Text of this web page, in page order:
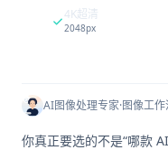
4K超清
2048px
AI图像处理专家·图像工
你真正要选的不是“哪款